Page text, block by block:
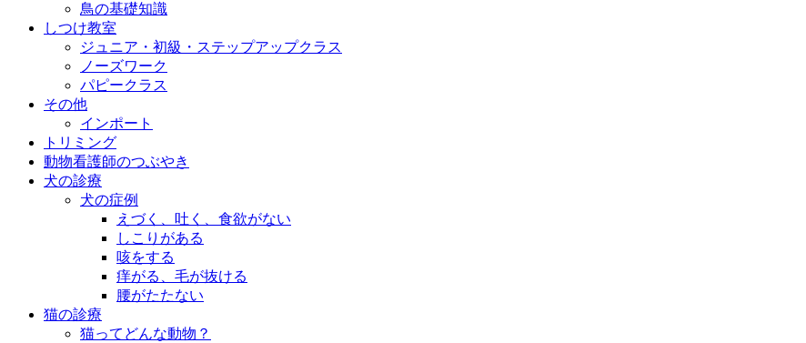
鳥の基礎知識
しつけ教室
ジュニア・初級・ステップアップクラス
ノーズワーク
パピークラス
その他
インポート
トリミング
動物看護師のつぶやき
犬の診療
犬の症例
えづく、吐く、食欲がない
しこりがある
咳をする
痒がる、毛が抜ける
腰がたたない
猫の診療
猫ってどんな動物？